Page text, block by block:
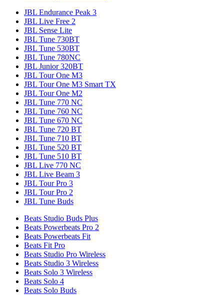
JBL Endurance Peak 3
JBL Live Free 2
JBL Sense Lite
JBL Tune 730BT
JBL Tune 530BT
JBL Tune 780NC
JBL Junior 320BT
JBL Tour One M3
JBL Tour One M3 Smart TX
JBL Tour One M2
JBL Tune 770 NC
JBL Tune 760 NC
JBL Tune 670 NC
JBL Tune 720 BT
JBL Tune 710 BT
JBL Tune 520 BT
JBL Tune 510 BT
JBL Live 770 NC
JBL Live Beam 3
JBL Tour Pro 3
JBL Tour Pro 2
JBL Tune Buds
Beats Studio Buds Plus
Beats Powerbeats Pro 2
Beats Powerbeats Fit
Beats Fit Pro
Beats Studio Pro Wireless
Beats Studio 3 Wireless
Beats Solo 3 Wireless
Beats Solo 4
Beats Solo Buds